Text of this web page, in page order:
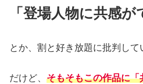
「登場人物に共感が
とか、割と好き放題に批判して
だけど、 そもそもこの作品に